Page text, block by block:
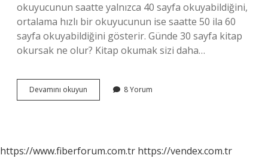
okuyucunun saatte yalnızca 40 sayfa okuyabildiğini,
ortalama hızlı bir okuyucunun ise saatte 50 ila 60
sayfa okuyabildiğini gösterir. Günde 30 sayfa kitap
okursak ne olur? Kitap okumak sizi daha…
Devamını okuyun
Sayfalık
Okunur
8 Yorum
https://www.fiberforum.com.tr https://vendex.com.tr